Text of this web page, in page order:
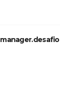
manager.desafio